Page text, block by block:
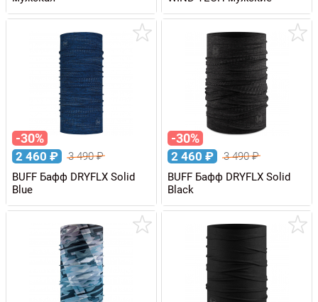
-30%
2 460 ₽ 3 490₽
BUFF Бафф DRYFLX Solid
Blue
-30%
2 460 ₽ 3 490₽
BUFF Бафф DRYFLX Solid
Black